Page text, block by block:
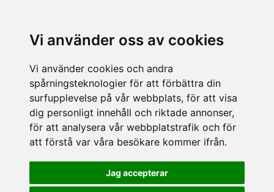
Vi använder oss av cookies
Vi använder cookies och andra
spårningsteknologier för att förbättra din
surfupplevelse på vår webbplats, för att visa
dig personligt innehåll och riktade annonser,
för att analysera vår webbplatstrafik och för
att förstå var våra besökare kommer ifrån.
Jag accepterar